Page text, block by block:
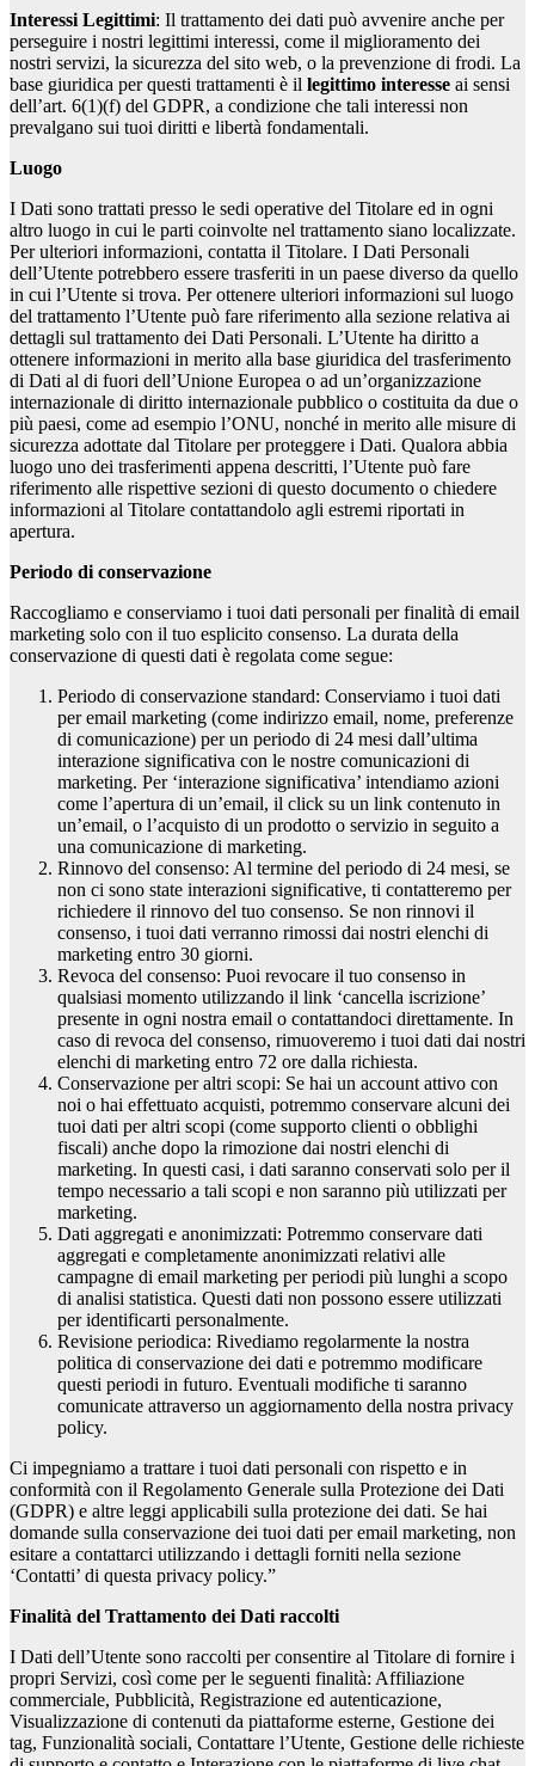
Interessi Legittimi: Il trattamento dei dati può avvenire anche per
perseguire i nostri legittimi interessi, come il miglioramento dei
nostri servizi, la sicurezza del sito web, o la prevenzione di frodi. La
base giuridica per questi trattamenti è il legittimo interesse ai sensi
dell’art. 6(1)(f) del GDPR, a condizione che tali interessi non
prevalgano sui tuoi diritti e libertà fondamentali.
Luogo
I Dati sono trattati presso le sedi operative del Titolare ed in ogni
altro luogo in cui le parti coinvolte nel trattamento siano localizzate.
Per ulteriori informazioni, contatta il Titolare. I Dati Personali
dell’Utente potrebbero essere trasferiti in un paese diverso da quello
in cui l’Utente si trova. Per ottenere ulteriori informazioni sul luogo
del trattamento l’Utente può fare riferimento alla sezione relativa ai
dettagli sul trattamento dei Dati Personali. L’Utente ha diritto a
ottenere informazioni in merito alla base giuridica del trasferimento
di Dati al di fuori dell’Unione Europea o ad un’organizzazione
internazionale di diritto internazionale pubblico o costituita da due o
più paesi, come ad esempio l’ONU, nonché in merito alle misure di
sicurezza adottate dal Titolare per proteggere i Dati. Qualora abbia
luogo uno dei trasferimenti appena descritti, l’Utente può fare
riferimento alle rispettive sezioni di questo documento o chiedere
informazioni al Titolare contattandolo agli estremi riportati in
apertura.
Periodo di conservazione
Raccogliamo e conserviamo i tuoi dati personali per finalità di email
marketing solo con il tuo esplicito consenso. La durata della
conservazione di questi dati è regolata come segue:
Periodo di conservazione standard: Conserviamo i tuoi dati
per email marketing (come indirizzo email, nome, preferenze
di comunicazione) per un periodo di 24 mesi dall’ultima
interazione significativa con le nostre comunicazioni di
marketing. Per ‘interazione significativa’ intendiamo azioni
come l’apertura di un’email, il click su un link contenuto in
un’email, o l’acquisto di un prodotto o servizio in seguito a
una comunicazione di marketing.
Rinnovo del consenso: Al termine del periodo di 24 mesi, se
non ci sono state interazioni significative, ti contatteremo per
richiedere il rinnovo del tuo consenso. Se non rinnovi il
consenso, i tuoi dati verranno rimossi dai nostri elenchi di
marketing entro 30 giorni.
Revoca del consenso: Puoi revocare il tuo consenso in
qualsiasi momento utilizzando il link ‘cancella iscrizione’
presente in ogni nostra email o contattandoci direttamente. In
caso di revoca del consenso, rimuoveremo i tuoi dati dai nostri
elenchi di marketing entro 72 ore dalla richiesta.
Conservazione per altri scopi: Se hai un account attivo con
noi o hai effettuato acquisti, potremmo conservare alcuni dei
tuoi dati per altri scopi (come supporto clienti o obblighi
fiscali) anche dopo la rimozione dai nostri elenchi di
marketing. In questi casi, i dati saranno conservati solo per il
tempo necessario a tali scopi e non saranno più utilizzati per
marketing.
Dati aggregati e anonimizzati: Potremmo conservare dati
aggregati e completamente anonimizzati relativi alle
campagne di email marketing per periodi più lunghi a scopo
di analisi statistica. Questi dati non possono essere utilizzati
per identificarti personalmente.
Revisione periodica: Rivediamo regolarmente la nostra
politica di conservazione dei dati e potremmo modificare
questi periodi in futuro. Eventuali modifiche ti saranno
comunicate attraverso un aggiornamento della nostra privacy
policy.
Ci impegniamo a trattare i tuoi dati personali con rispetto e in
conformità con il Regolamento Generale sulla Protezione dei Dati
(GDPR) e altre leggi applicabili sulla protezione dei dati. Se hai
domande sulla conservazione dei tuoi dati per email marketing, non
esitare a contattarci utilizzando i dettagli forniti nella sezione
‘Contatti’ di questa privacy policy.”
Finalità del Trattamento dei Dati raccolti
I Dati dell’Utente sono raccolti per consentire al Titolare di fornire i
propri Servizi, così come per le seguenti finalità: Affiliazione
commerciale, Pubblicità, Registrazione ed autenticazione,
Visualizzazione di contenuti da piattaforme esterne, Gestione dei
tag, Funzionalità sociali, Contattare l’Utente, Gestione delle richieste